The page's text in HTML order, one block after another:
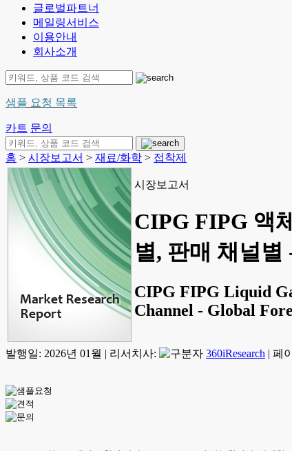
글로벌파트너
메일링서비스
이용안내
회사소개
샘플 요청 목록
카트 문의
홈 > 시장보고서 > 재료/화학 > 접착제
시장보고서
CIPG FIPG 액
별, 판매 채널별
CIPG FIPG Liquid
Channel - Global
발행일: 2026년 01월 | 리서치사: 360iResearch | 페